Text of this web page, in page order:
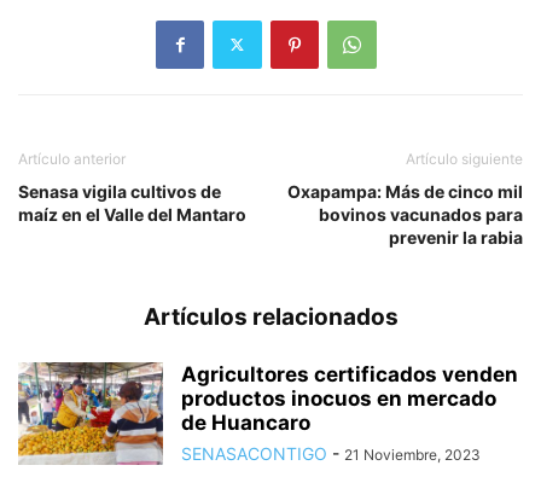
Artículo anterior
Senasa vigila cultivos de
maíz en el Valle del Mantaro
Artículo siguiente
Oxapampa: Más de cinco mil
bovinos vacunados para
prevenir la rabia
Artículos relacionados
Agricultores certificados venden
productos inocuos en mercado
de Huancaro
SENASACONTIGO - 21 Noviembre, 2023